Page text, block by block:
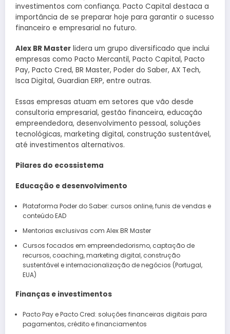
investimentos com confiança. Pacto Capital destaca a
importância de se preparar hoje para garantir o sucesso
financeiro e empresarial no futuro.
Alex BR Master lidera um grupo diversificado que inclui
empresas como Pacto Mercantil, Pacto Capital, Pacto
Pay, Pacto Cred, BR Master, Poder do Saber, AX Tech,
Isca Digital, Guardian ERP, entre outras.
Essas empresas atuam em setores que vão desde
consultoria empresarial, gestão financeira, educação
empreendedora, desenvolvimento pessoal, soluções
tecnológicas, marketing digital, construção sustentável,
até investimentos alternativos.
Pilares do ecossistema
Educação e desenvolvimento
Plataforma Poder do Saber: cursos online, funis de vendas e
conteúdo EAD
Mentorias exclusivas com Alex BR Master
Cursos focados em empreendedorismo, captação de
recursos, coaching, marketing digital, construção
sustentável e internacionalização de negócios (Portugal,
EUA)
Finanças e investimentos
Pacto Pay e Pacto Cred: soluções financeiras digitais para
pagamentos, crédito e financiamentos